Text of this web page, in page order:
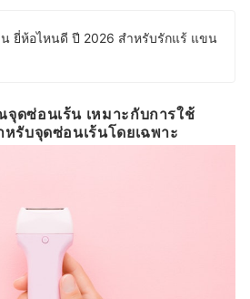
น ยี่ห้อไหนดี ปี 2026 สำหรับรักแร้ แขน
ดซ่อนเร้น เหมาะกับการใช้
รับจุดซ่อนเร้นโดยเฉพาะ